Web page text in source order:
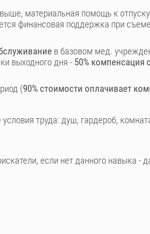
материальная помощь к
финансовая поддержка при
в базовом мед.
выходного дня - 50% компенсация
(90% стоимости оплачивает
труда: душ, гардероб,
если нет данного навыка -